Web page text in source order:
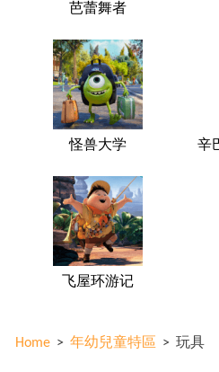
芭蕾舞者
怪兽大学 辛
飞屋环游记
Home > 年幼兒童特區 > 玩具